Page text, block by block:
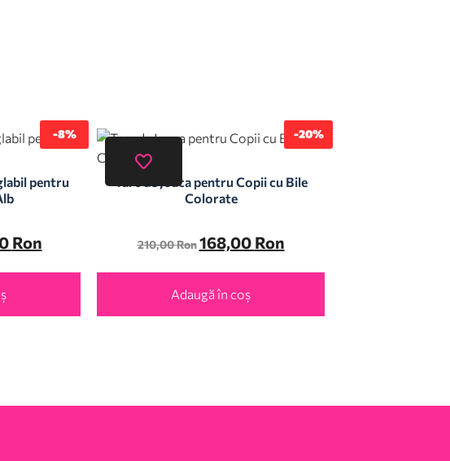
-8%
pentru
Ron
-20%
Tarc de Joaca pentru Copii cu Bile
Colorate
210,00Ron 168,00 Ron
Adaugă în coș